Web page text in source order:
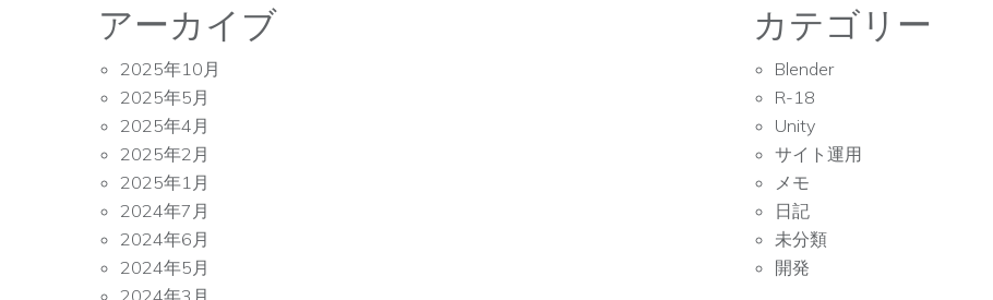
アーカイブ
2025年10月
2025年5月
2025年4月
2025年2月
2025年1月
2024年7月
2024年6月
2024年5月
2024年3月
カテゴリー
Blender
R-18
Unity
サイト運用
メモ
日記
未分類
開発